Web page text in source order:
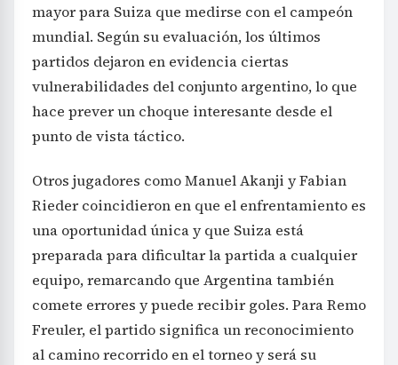
mayor para Suiza que medirse con el campeón
mundial. Según su evaluación, los últimos
partidos dejaron en evidencia ciertas
vulnerabilidades del conjunto argentino, lo que
hace prever un choque interesante desde el
punto de vista táctico.
Otros jugadores como Manuel Akanji y Fabian
Rieder coincidieron en que el enfrentamiento es
una oportunidad única y que Suiza está
preparada para dificultar la partida a cualquier
equipo, remarcando que Argentina también
comete errores y puede recibir goles. Para Remo
Freuler, el partido significa un reconocimiento
al camino recorrido en el torneo y será su